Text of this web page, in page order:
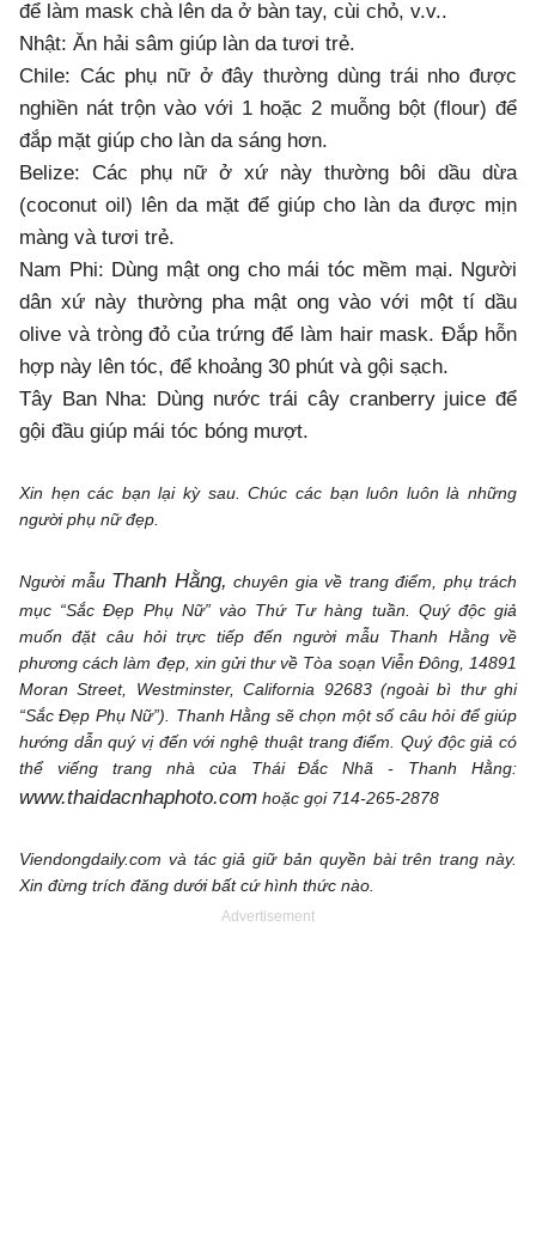
để làm mask chà lên da ở bàn tay, cùi chỏ, v.v..
Nhật: Ăn hải sâm giúp làn da tươi trẻ.
Chile: Các phụ nữ ở đây thường dùng trái nho được
nghiền nát trộn vào với 1 hoặc 2 muỗng bột (flour) để
đắp mặt giúp cho làn da sáng hơn.
Belize: Các phụ nữ ở xứ này thường bôi dầu dừa
(coconut oil) lên da mặt để giúp cho làn da được mịn
màng và tươi trẻ.
Nam Phi: Dùng mật ong cho mái tóc mềm mại. Người
dân xứ này thường pha mật ong vào với một tí dầu
olive và tròng đỏ của trứng để làm hair mask. Đắp hỗn
hợp này lên tóc, để khoảng 30 phút và gội sạch.
Tây Ban Nha: Dùng nước trái cây cranberry juice để
gội đầu giúp mái tóc bóng mượt.
Xin hẹn các bạn lại kỳ sau. Chúc các bạn luôn luôn là những
người phụ nữ đẹp.
Người mẫu Thanh Hằng, chuyên gia về trang điểm, phụ trách
mục “Sắc Đẹp Phụ Nữ” vào Thứ Tư hàng tuần. Quý độc giả
muốn đặt câu hỏi trực tiếp đến người mẫu Thanh Hằng về
phương cách làm đẹp, xin gửi thư về Tòa soạn Viễn Đông, 14891
Moran Street, Westminster, California 92683 (ngoài bì thư ghi
“Sắc Đẹp Phụ Nữ”). Thanh Hằng sẽ chọn một số câu hỏi để giúp
hướng dẫn quý vị đến với nghệ thuật trang điểm. Quý độc giả có
thể viếng trang nhà của Thái Đắc Nhã - Thanh Hằng:
www.thaidacnhaphoto.com hoặc gọi 714-265-2878
Viendongdaily.com và tác giả giữ bản quyền bài trên trang này.
Xin đừng trích đăng dưới bất cứ hình thức nào.
Advertisement